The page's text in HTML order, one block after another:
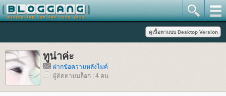
ทูน่าค่ะ
ฝากข้อความหลังไมค์
ผู้ติดตามบล็อก : 4 คน